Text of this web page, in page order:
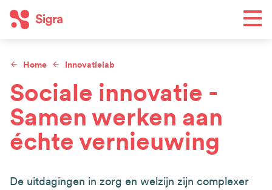
Overslaan
gaan
Hoofdnavigatie
Wat we doen
Regio's
Nieuws
Kruimelpad
Home Innovatielab
Sociale innovatie -
Samen werken aan
échte vernieuwing
De uitdagingen in zorg en welzijn zijn complexer